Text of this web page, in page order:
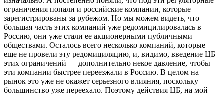
ограничения попали и российские компании, которые
зарегистрированы за рубежом. Но мы можем видеть, что
большая часть этих компаний уже редомицилировалась в
Россию, они уже стали ее акционерными публичными
обществами. Осталось всего несколько компаний, которые
еще не провели эту редомициляцию, и, видимо, введение ЦБ
этих ограничений — дополнительно некое давление, чтобы
эти компании быстрее переезжали в Россию. В целом на
рынок это уже не окажет серьезного влияния, поскольку
большинство уже переехало. Поэтому действия ЦБ, на мой